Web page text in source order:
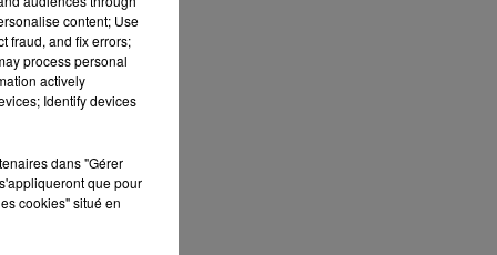
content; Use
fraud, and fix errors;
process personal
actively
Identify devices
dans "Gérer
que pour
cookies" situé en